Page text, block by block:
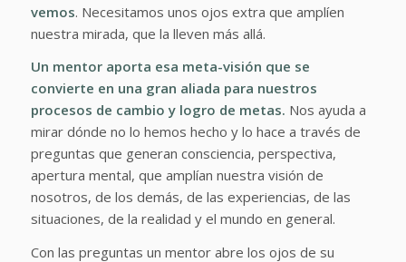
vemos. Necesitamos unos ojos extra que amplíen
nuestra mirada, que la lleven más allá.
Un mentor aporta esa meta-visión que se
convierte en una gran aliada para nuestros
procesos de cambio y logro de metas. Nos ayuda a
mirar dónde no lo hemos hecho y lo hace a través de
preguntas que generan consciencia, perspectiva,
apertura mental, que amplían nuestra visión de
nosotros, de los demás, de las experiencias, de las
situaciones, de la realidad y el mundo en general.
Con las preguntas un mentor abre los ojos de su